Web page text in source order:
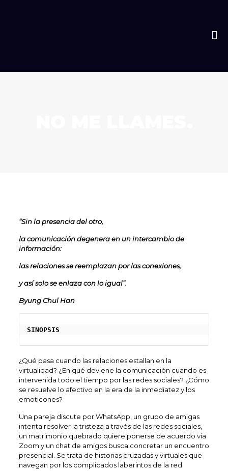
“Sin la presencia del otro,
la comunicación degenera en un intercambio de
información:
las relaciones se reemplazan por las conexiones,
y así solo se enlaza con lo igual”.
Byung Chul Han
SINOPSIS
¿Qué pasa cuando las relaciones estallan en la
virtualidad? ¿En qué deviene la comunicación cuando es
intervenida todo el tiempo por las redes sociales? ¿Cómo
se resuelve lo afectivo en la era de la inmediatez y los
emoticones?
Una pareja discute por WhatsApp, un grupo de amigas
intenta resolver la tristeza a través de las redes sociales,
un matrimonio quebrado quiere ponerse de acuerdo vía
Zoom y un chat de amigos busca concretar un encuentro
presencial. Se trata de historias cruzadas y virtuales que
navegan por los complicados laberintos de la red.